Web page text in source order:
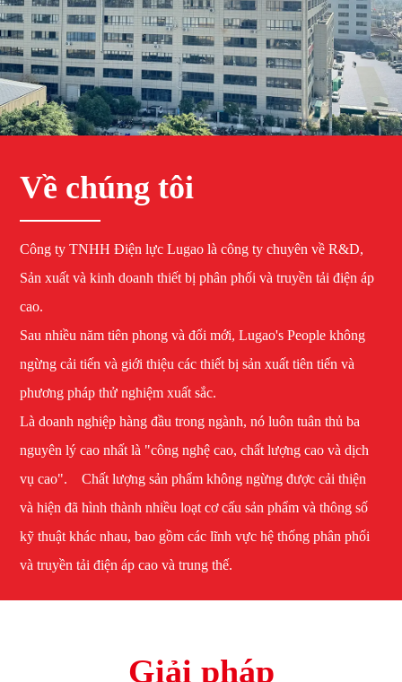
Về chúng tôi
Công ty TNHH Điện lực Lugao là công ty chuyên về R&D,
Sản xuất và kinh doanh thiết bị phân phối và truyền tải điện áp
cao.
Sau nhiều năm tiên phong và đổi mới, Lugao's People không
ngừng cải tiến và giới thiệu các thiết bị sản xuất tiên tiến và
phương pháp thử nghiệm xuất sắc.
Là doanh nghiệp hàng đầu trong ngành, nó luôn tuân thủ ba
nguyên lý cao nhất là "công nghệ cao, chất lượng cao và dịch
vụ cao". Chất lượng sản phẩm không ngừng được cải thiện
và hiện đã hình thành nhiều loạt cơ cấu sản phẩm và thông số
kỹ thuật khác nhau, bao gồm các lĩnh vực hệ thống phân phối
và truyền tải điện áp cao và trung thế.
Giải pháp